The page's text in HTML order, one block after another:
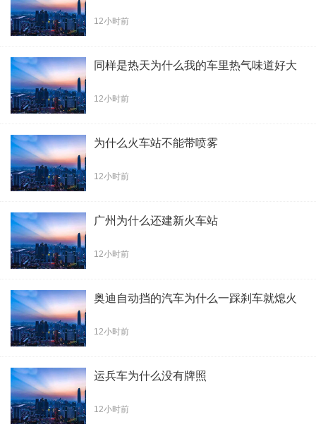
12小时前
同样是热天为什么我的车里热气味道好大
12小时前
为什么火车站不能带喷雾
12小时前
广州为什么还建新火车站
12小时前
奥迪自动挡的汽车为什么一踩刹车就熄火
12小时前
运兵车为什么没有牌照
12小时前